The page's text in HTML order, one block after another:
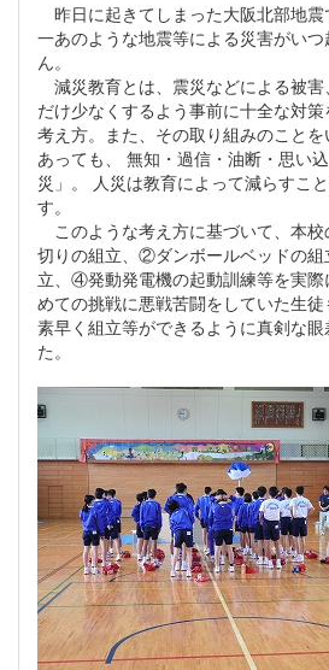
昨日に起きてしまった大阪北部地
一あのような地震等による災害がい
ん。
減災教育とは、震災などによる被害
だけ少なくするよう事前に十全な対
考え方。また、その取り組みのこと
あっても、 無知・過信・油断・思い
災」。 人災は教育によって減らすこ
す。
このような考え方に基づいて、本
切りの組立、②ダンボールベッドの
立、④発動発電機の起動訓練等を実際
めての挑戦に悪戦苦闘をしていた生
素早く組立等ができるように真剣な
た。